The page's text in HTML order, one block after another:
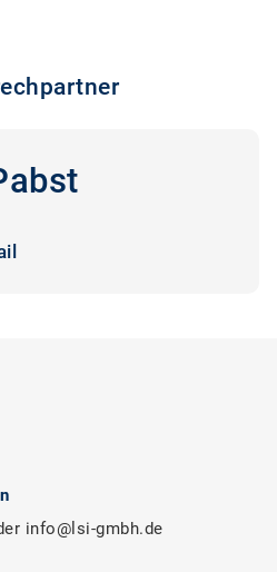
info@lsi-gmbh.de